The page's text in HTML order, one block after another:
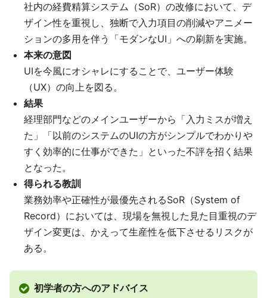
社内の経費精算システム（SoR）の改修において、デ
ザイン性を重視し、独断で入力項目の削減やアニメー
ションの多用を伴う「モダンなUI」への刷新を実施。
本来の意図
UIを今風にオシャレにすることで、ユーザー体験
（UX）の向上を図る。
結果
経理部門などのメインユーザーから「入力ミスが増え
た」「以前のシステムのUIの方がシンプルでわかりや
すく効率的に仕事ができた」といった不評を招く結果
となった。
得られる教訓
業務効率や正確性が最優先されるSoR（System of
Record）においては、現場を無視した見た目重視のデ
ザイン変更は、かえって生産性を低下させるリスクが
ある。
初学者の方へのアドバイス